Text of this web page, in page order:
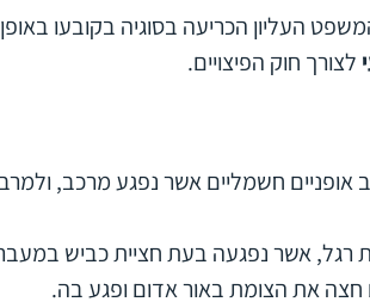
דבר ובית המשפט העליון הכריעה בסוגיה בקובעו
לצורך חוק הפיצויים.
אופניים חשמלייםאשר נפגע מרכב,
רגל, אשר נפגעה בעת חציית כביש במעבר
חצה את הצומת באור אדום ופגע בה.